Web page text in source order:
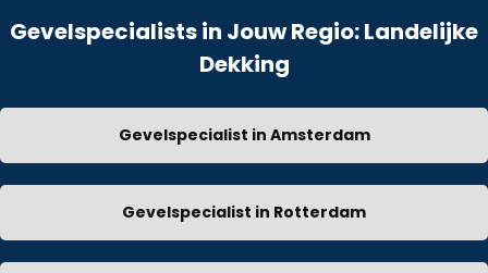
Gevelspecialists in Jouw Regio: Landelijke
Dekking
Gevelspecialist in Amsterdam
Gevelspecialist in Rotterdam